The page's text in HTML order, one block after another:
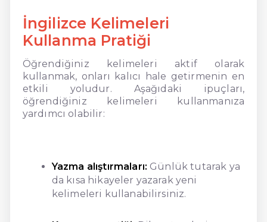
İngilizce Kelimeleri
Kullanma Pratiği
Öğrendiğiniz kelimeleri aktif olarak
kullanmak, onları kalıcı hale getirmenin en
etkili yoludur. Aşağıdaki ipuçları,
öğrendiğiniz kelimeleri kullanmanıza
yardımcı olabilir:
Yazma alıştırmaları: Günlük tutarak ya
da kısa hikayeler yazarak yeni
kelimeleri kullanabilirsiniz.